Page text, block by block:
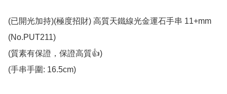
(已開光加持)(極度招財) 高質天鐵線光金運石手串 11+mm
(No.PUT211)
(質素有保證，保證高質👍)
(手串手圍: 16.5cm)